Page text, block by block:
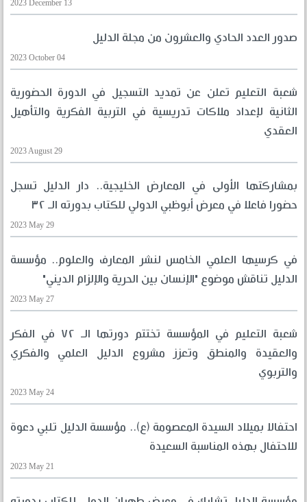
2023 December 13
صدور العدد الحادي والعشرون من مجلة الدليل
2023 October 04
شعبة التعليم تعلن عن تمديد التسجيل في الدورة الحضورية
الثانية لإعداد ملاكات تدريسية في التربية الفكرية والتأهيل
العقدي
2023 August 29
بمشاركتها الأولى في المعارض الخليجية.. دار الدليل تسجل
حضورا فاعلا في معرض أبوظبي الدولي للكتاب بدورته الـ ٣٢
2023 May 29
في كرسيها العلمي الخامس لنشر المعارف والعلوم.. مؤسسة
الدليل تناقش موضوع "الإنسان بين الحرية والإلزام الديني"
2023 May 27
شعبة التعليم في المؤسسة تختتم دورتها الـ ٧٢ في الفكر
والعقيدة والمنطق وتعزز مشروع الدليل العلمي والفكري
والتربوي
2023 May 24
احتفالا بميلاد السيدة المعصومة (ع).. مؤسسة الدليل تلبي دعوة
للاحتفال بهذه المناسبة السعيدة
2023 May 21